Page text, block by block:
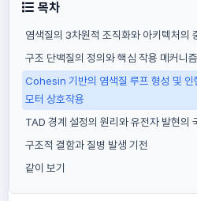
목차
염색질의 3차원적 조직화와 아키텍처의
구조 단백질의 정의와 핵심 작용 메커니즘
Cohesin 기반의 염색질 루프 형성 및 인
모터 상호작용
TAD 경계 설정의 원리와 유전자 발현의
구조적 결함과 질병 발생 기전
같이 보기